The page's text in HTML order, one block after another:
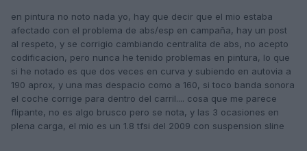
en pintura no noto nada yo, hay que decir que el mio estaba
afectado con el problema de abs/esp en campaña, hay un post
al respeto, y se corrigio cambiando centralita de abs, no acepto
codificacion, pero nunca he tenido problemas en pintura, lo que
si he notado es que dos veces en curva y subiendo en autovia a
190 aprox, y una mas despacio como a 160, si toco banda sonora
el coche corrige para dentro del carril.... cosa que me parece
flipante, no es algo brusco pero se nota, y las 3 ocasiones en
plena carga, el mio es un 1.8 tfsi del 2009 con suspension sline